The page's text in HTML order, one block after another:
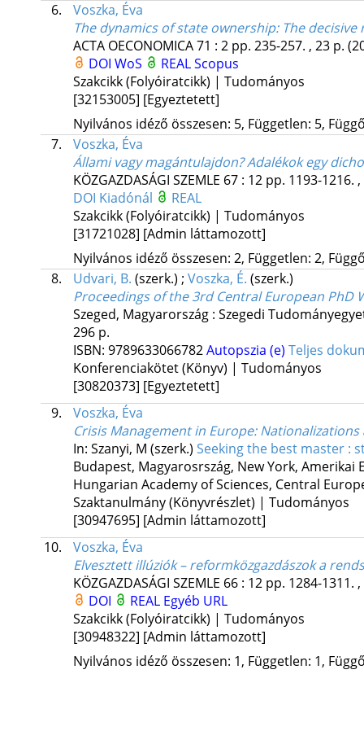
6.
Voszka, Éva
The dynamics of state ownership: The decisive
ACTA OECONOMICA71 : 2 pp. 235-257. , 23 p.
DOI WoS REALScopus
Szakcikk (Folyóiratcikk) | Tudományos
[32153005] [Egyeztetett]
Nyilvános idéző összesen: 5, Független: 5,
7.
Voszka, Éva
Állami vagy magántulajdon? Adalékok egy
KÖZGAZDASÁGI SZEMLE 67: 12 pp. 1193-1216.
DOI Kiadónál
REAL
Szakcikk (Folyóiratcikk) | Tudományos
[31721028] [Admin láttamozott]
Nyilvános idéző összesen: 2, Független: 2,
8.
Udvari, B. (szerk.) ; Voszka, É. (szerk.)
Proceedings of the 3rd Central European PhD
Szeged, Magyarország : Szegedi
296 p.
ISBN: 9789633066782Autopszia (e) Teljes
Konferenciakötet (Könyv) | Tudományos
[30820373] [Egyeztetett]
9.
Voszka, Éva
Crisis Management in Europe:
In: Szanyi, M (szerk.) Seeking the best master :
Budapest, Magyarosrszág, New York, Amerikai
Hungarian Academy of Sciences, Central
Szaktanulmány (Könyvrészlet) | Tudományos
[30947695] [Admin láttamozott]
10.
Voszka, Éva
Elvesztett illúziók – reformközgazdászok a
KÖZGAZDASÁGI SZEMLE 66: 12 pp. 1284-1311.
DOI
REAL Egyéb URL
Szakcikk (Folyóiratcikk) | Tudományos
[30948322] [Admin láttamozott]
Nyilvános idéző összesen: 1, Független: 1,